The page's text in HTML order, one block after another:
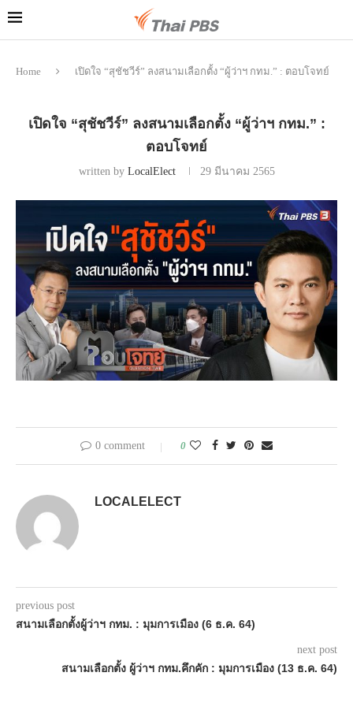
Home เปิดใจ “สุชัชวีร์” ลงสนามเลือกตั้ง “ผู้ว่าฯ กทม.” : ตอบโจทย์
เปิดใจ “สุชัชวีร์” ลงสนามเลือกตั้ง “ผู้ว่าฯ กทม.” :
ตอบโจทย์
written by LocalElect 29 มีนาคม 2565
0 comment 0
LOCALELECT
previous post
สนามเลือกตั้งผู้ว่าฯ กทม. : มุมการเมือง (6 ธ.ค. 64)
next post
สนามเลือกตั้ง ผู้ว่าฯ กทม.คึกคัก : มุมการเมือง (13 ธ.ค. 64)